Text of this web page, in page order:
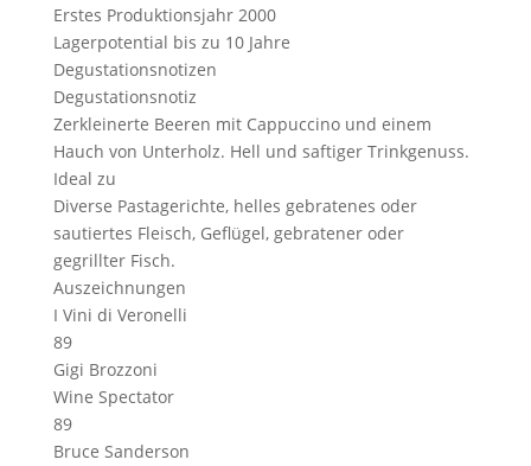
Erstes Produktionsjahr2000
Lagerpotential bis zu 10 Jahre
Degustationsnotizen
Degustationsnotiz
Zerkleinerte Beeren mit Cappuccino und einem
Hauch von Unterholz. Hell und saftiger Trinkgenuss.
Ideal zu
Diverse Pastagerichte, helles gebratenes oder
sautiertes Fleisch, Geflügel, gebratener oder
gegrillter Fisch.
Auszeichnungen
I Vini di Veronelli
89
Gigi Brozzoni
Wine Spectator
89
Bruce Sanderson